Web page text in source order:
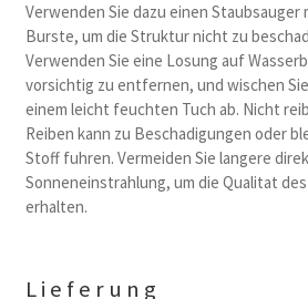
Verwenden Sie dazu einen Staubsauger
Burste, um die Struktur nicht zu
Verwenden Sie eine Losung auf
vorsichtig zu entfernen, und wischen
einem leicht feuchten Tuch ab. Nicht
Reiben kann zu Beschadigungen oder
Stoff fuhren. Vermeiden Sie langere
Sonneneinstrahlung, um die Qualitat
erhalten.
Lieferung